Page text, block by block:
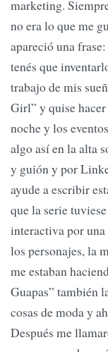
marketing.
no era lo que me
apareció una
tenés que
trabajo de mis
Girl” y quise
noche y los
algo así en la alta
y guión y por
ayude a escribir
que la serie
interactiva por una
los personajes, la
me estaban
Guapas” también
cosas de moda y
Después me